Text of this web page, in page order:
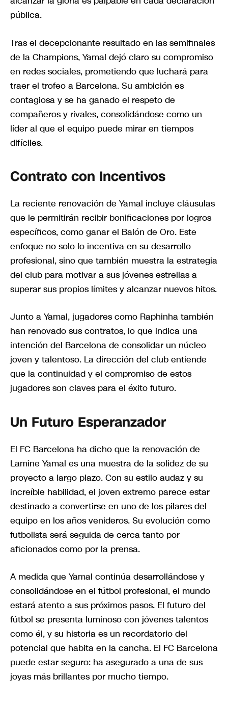
pública.
Tras el decepcionante resultado en las semifinales
de la Champions, Yamal dejó claro su compromiso
en redes sociales, prometiendo que luchará para
traer el trofeo a Barcelona. Su ambición es
contagiosa y se ha ganado el respeto de
compañeros y rivales, consolidándose como un
líder al que el equipo puede mirar en tiempos
difíciles.
Contrato con Incentivos
La reciente renovación de Yamal incluye cláusulas
que le permitirán recibir bonificaciones por logros
específicos, como ganar el Balón de Oro. Este
enfoque no solo lo incentiva en su desarrollo
profesional, sino que también muestra la estrategia
del club para motivar a sus jóvenes estrellas a
superar sus propios límites y alcanzar nuevos hitos.
Junto a Yamal, jugadores como Raphinha también
han renovado sus contratos, lo que indica una
intención del Barcelona de consolidar un núcleo
joven y talentoso. La dirección del club entiende
que la continuidad y el compromiso de estos
jugadores son claves para el éxito futuro.
Un Futuro Esperanzador
El FC Barcelona ha dicho que la renovación de
Lamine Yamal es una muestra de la solidez de su
proyecto a largo plazo. Con su estilo audaz y su
increíble habilidad, el joven extremo parece estar
destinado a convertirse en uno de los pilares del
equipo en los años venideros. Su evolución como
futbolista será seguida de cerca tanto por
aficionados como por la prensa.
A medida que Yamal continúa desarrollándose y
consolidándose en el fútbol profesional, el mundo
estará atento a sus próximos pasos. El futuro del
fútbol se presenta luminoso con jóvenes talentos
como él, y su historia es un recordatorio del
potencial que habita en la cancha. El FC Barcelona
puede estar seguro: ha asegurado a una de sus
joyas más brillantes por mucho tiempo.